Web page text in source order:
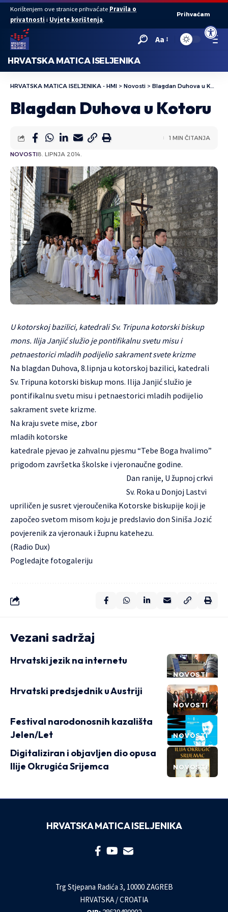
Open
Korištenjem ove stranice prihvaćate Pravila o
privatnosti i Uvjete korištenja.
Prihvaćam
Aa
HRVATSKA MATICA ISELJENIKA
HRVATSKA MATICA ISELJENIKA - HMI > Novosti > Blagdan Duhova u Kotoru
Blagdan Duhova u Kotoru
NOVOSTI8. LIPNJA 2014.
1 MIN ČITANJA
U kotorskoj bazilici, katedrali Sv. Tripuna kotorski biskup
mons. Ilija Janjić služio je pontifikalnu svetu misu i
petnaestorici mladih podijelio sakrament svete krizme
Na blagdan Duhova, 8.lipnja u kotorskoj bazilici, katedrali
Sv. Tripuna kotorski biskup mons. Ilija Janjić služio je
pontifikalnu svetu misu i petnaestorici mladih podijelio
sakrament svete krizme.
Na kraju svete mise, zbor
mladih kotorske
katedrale pjevao je zahvalnu pjesmu “Tebe Boga hvalimo”
prigodom završetka školske i vjeronaučne godine.
Dan ranije, U župnoj crkvi
Sv. Roka u Donjoj Lastvi
upriličen je susret vjeroučenika Kotorske biskupije koji je
započeo svetom misom koju je predslavio don Siniša Jozić
povjerenik za vjeronauk i župnu katehezu.
(Radio Dux)
Pogledajte fotogaleriju
Vezani sadržaj
NOVOSTI
Hrvatski jezik na internetu
NOVOSTI
Hrvatski predsjednik u Austriji
NOVOSTI
Festival narodonosnih kazališta
Jelen/Let
NOVOSTI
Digitaliziran i objavljen dio opusa
Ilije Okrugića Srijemca
HRVATSKA MATICA ISELJENIKA
Trg Stjepana Radića 3, 10000 ZAGREB
HRVATSKA / CROATIA